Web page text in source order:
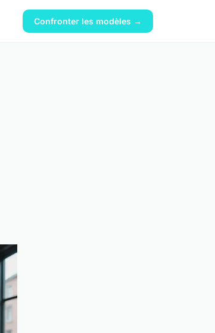
Confronter les modèles →